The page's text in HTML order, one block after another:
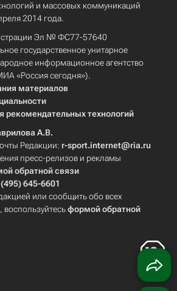
и массовых коммуникаций
2014 года.
Эл № ФС77-57640
государственное унитарное
информационное агентство
«Россия сегодня»).
материалов
рекомендательных технологий
А.В.
Редакции: r-sport.internet@ria.ru
пресс-релизов и рекламы
обратной связи
645-6601
или сообщить обо всех
формой обратной